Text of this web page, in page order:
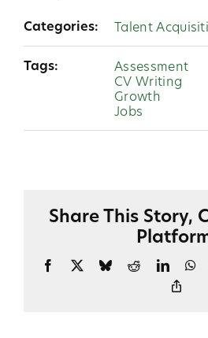
Categories: Talent
Tags:
Assessment
CV Writing
Growth
Jobs
Share This Story,
Facebook BlueskyReddit